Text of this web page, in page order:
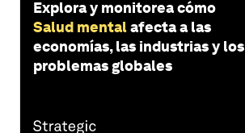
Explora y monitorea cómo
Salud mentalafecta a las
economías, las industrias y los
problemas globales